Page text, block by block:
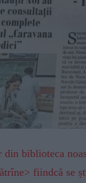
din biblioteca
fiindcă se